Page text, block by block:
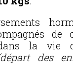
de
la vie
des